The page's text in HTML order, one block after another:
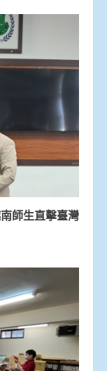
師生直擊臺灣